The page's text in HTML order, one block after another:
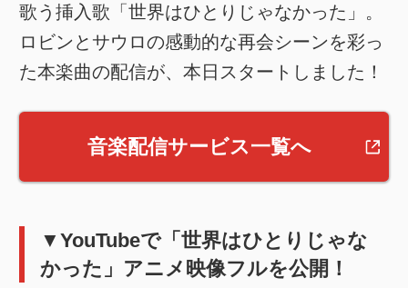
歌う挿入歌「世界はひとりじゃなかった」。
ロビンとサウロの感動的な再会シーンを彩っ
た本楽曲の配信が、本日スタートしました！
音楽配信サービス一覧へ
▼YouTubeで「世界はひとりじゃな
かった」アニメ映像フルを公開！